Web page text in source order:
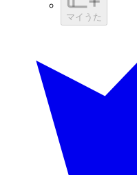
マイうた